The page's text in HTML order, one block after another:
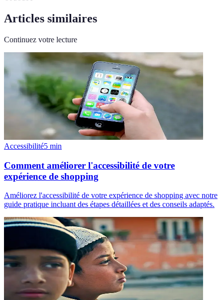
Articles similaires
Continuez votre lecture
Accessibilité5 min
Comment améliorer l'accessibilité de votre
expérience de shopping
Améliorez l'accessibilité de votre expérience de shopping avec notre
guide pratique incluant des étapes détaillées et des conseils adaptés.